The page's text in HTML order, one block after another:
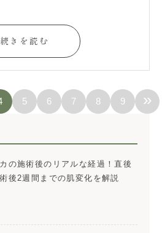
続きを読む
5 6 7 8 9 »
の施術後のリアルな経過！直後
後2週間までの肌変化を解説